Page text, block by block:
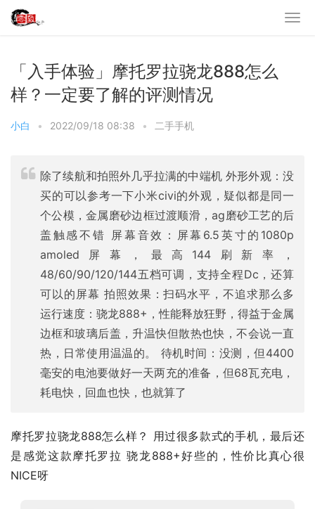
「入手体验」摩托罗拉骁龙888怎么
样？一定要了解的评测情况
小白 • 2022/09/18 08:38 • 二手手机
除了续航和拍照外几乎拉满的中端机 外形外观：没
买的可以参考一下小米civi的外观，疑似都是同一
个公模，金属磨砂边框过渡顺滑，ag磨砂工艺的后
盖触感不错 屏幕音效：屏幕6.5英寸的1080p
amoled屏幕，最高144刷新率，
48/60/90/120/144五档可调，支持全程Dc，还算
可以的屏幕 拍照效果：扫码水平，不追求那么多
运行速度：骁龙888+，性能释放狂野，得益于金属
边框和玻璃后盖，升温快但散热也快，不会说一直
热，日常使用温温的。 待机时间：没测，但4400
毫安的电池要做好一天两充的准备，但68瓦充电，
耗电快，回血也快，也就算了
摩托罗拉骁龙888怎么样？ 用过很多款式的手机，最后还
是感觉这款摩托罗拉 骁龙888+好些的，性价比真心很
NICE呀